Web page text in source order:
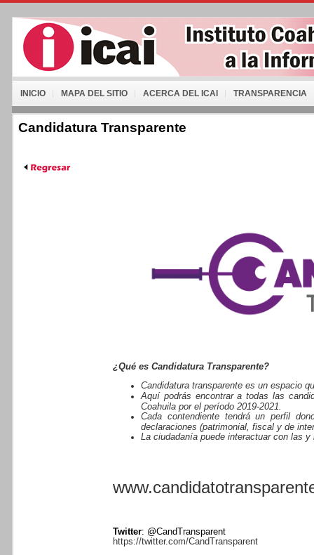
INICIO MAPA DEL SITIO ACERCA DEL ICAI TRANSPARENCIA
Candidatura Transparente
¿Qué es Candidatura Transparente?
Candidatura transparente es un espacio
Aquí podrás encontrar a todas las
Coahuila por el período 2019-2021.
Cada contendiente tendrá un perfil
declaraciones (patrimonial, fiscal y de
La ciudadanía puede interactuar con las
Twitter: @CandTransparent
https://twitter.com/CandTransparent